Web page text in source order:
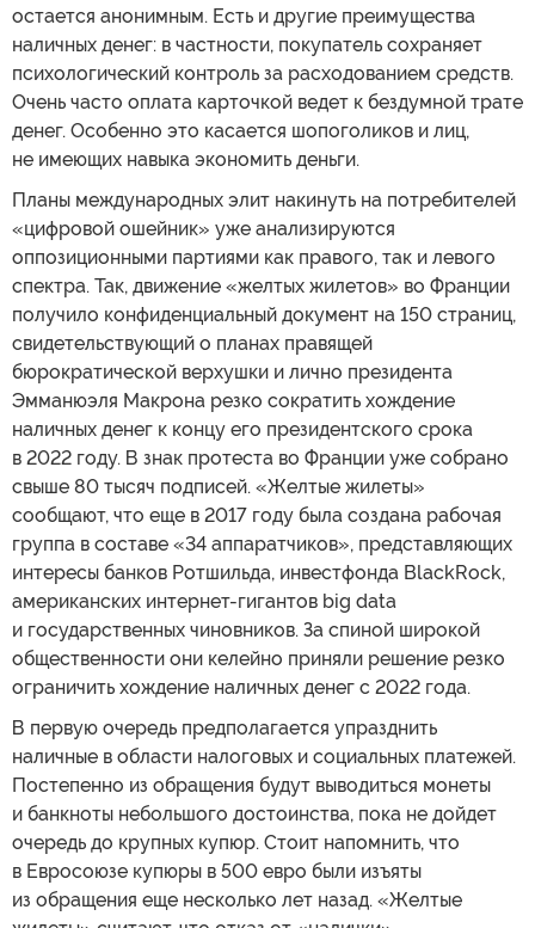
остается анонимным. Есть и другие преимущества
наличных денег: в частности, покупатель сохраняет
психологический контроль за расходованием средств.
Очень часто оплата карточкой ведет к бездумной трате
денег. Особенно это касается шопоголиков и лиц,
не имеющих навыка экономить деньги.
Планы международных элит накинуть на потребителей
«цифровой ошейник» уже анализируются
оппозиционными партиями как правого, так и левого
спектра. Так, движение «желтых жилетов» во Франции
получило конфиденциальный документ на 150 страниц,
свидетельствующий о планах правящей
бюрократической верхушки и лично президента
Эмманюэля Макрона резко сократить хождение
наличных денег к концу его президентского срока
в 2022 году. В знак протеста во Франции уже собрано
свыше 80 тысяч подписей. «Желтые жилеты»
сообщают, что еще в 2017 году была создана рабочая
группа в составе «34 аппаратчиков», представляющих
интересы банков Ротшильда, инвестфонда BlackRock,
американских интернет-гигантов big data
и государственных чиновников. За спиной широкой
общественности они келейно приняли решение резко
ограничить хождение наличных денег с 2022 года.
В первую очередь предполагается упразднить
наличные в области налоговых и социальных платежей.
Постепенно из обращения будут выводиться монеты
и банкноты небольшого достоинства, пока не дойдет
очередь до крупных купюр. Стоит напомнить, что
в Евросоюзе купюры в 500 евро были изъяты
из обращения еще несколько лет назад. «Желтые